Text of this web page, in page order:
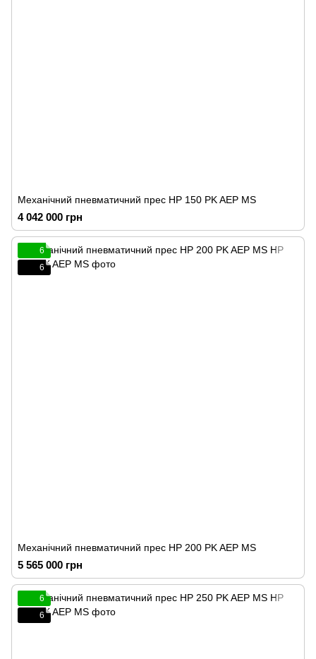
Механічний пневматичний прес HP 150 PK AEP MS
4 042 000 грн
6
6
Механічний пневматичний прес HP 200 PK AEP MS
5 565 000 грн
6
6